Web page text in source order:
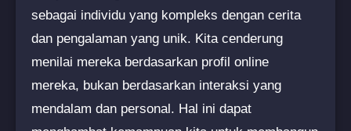
sebagai individu yang kompleks dengan cerita
dan pengalaman yang unik. Kita cenderung
menilai mereka berdasarkan profil online
mereka, bukan berdasarkan interaksi yang
mendalam dan personal. Hal ini dapat